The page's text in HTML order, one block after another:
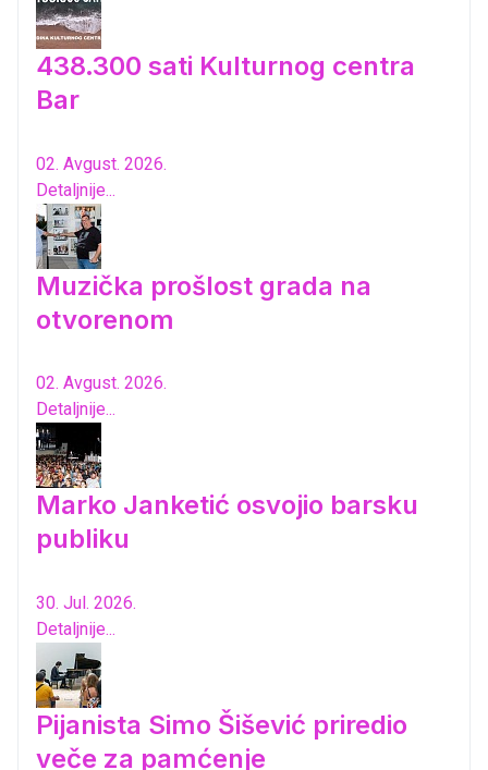
438.300 sati Kulturnog centra
Bar
02. Avgust. 2026.
Detaljnije...
Muzička prošlost grada na
otvorenom
02. Avgust. 2026.
Detaljnije...
Marko Janketić osvojio barsku
publiku
30. Jul. 2026.
Detaljnije...
Pijanista Simo Šišević priredio
veče za pamćenje